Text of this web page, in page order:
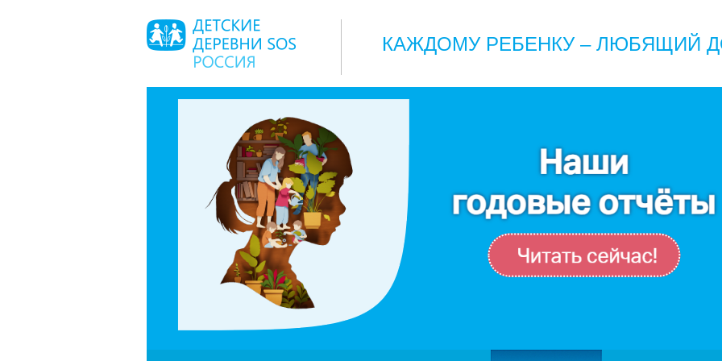
КАЖДОМУ РЕБЕНКУ – ЛЮБЯЩИЙ